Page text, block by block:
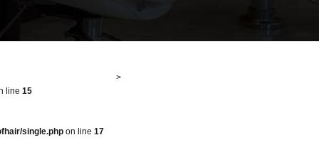
line 15
single.php on line 17